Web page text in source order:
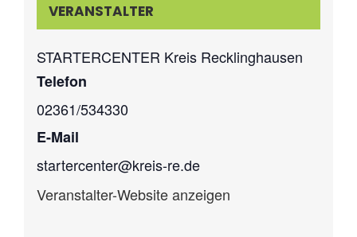
VERANSTALTER
STARTERCENTER Kreis Recklinghausen
Telefon
02361/534330
E-Mail
startercenter@kreis-re.de
Veranstalter-Website anzeigen